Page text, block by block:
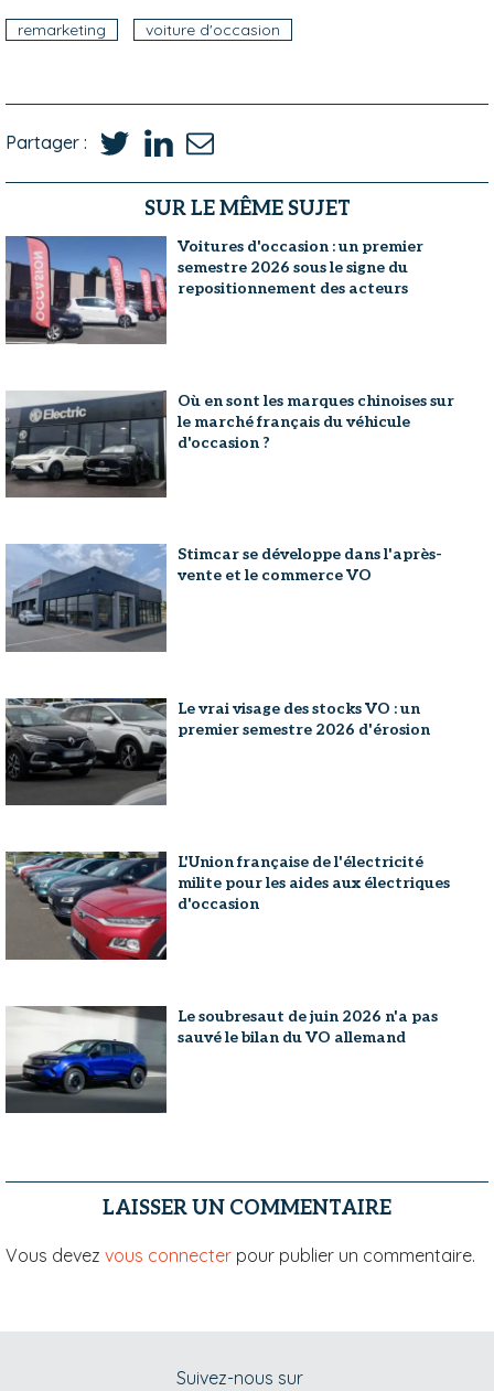
remarketing voiture d'occasion
Partager :
SUR LE MÊME SUJET
Voitures d'occasion : un premier
semestre 2026 sous le signe du
repositionnement des acteurs
Où en sont les marques chinoises sur
le marché français du véhicule
d'occasion ?
Stimcar se développe dans l'après-
vente et le commerce VO
Le vrai visage des stocks VO : un
premier semestre 2026 d'érosion
L'Union française de l'électricité
milite pour les aides aux électriques
d'occasion
Le soubresaut de juin 2026 n'a pas
sauvé le bilan du VO allemand
LAISSER UN COMMENTAIRE
Vous devez vous connecter pour publier un commentaire.
Suivez-nous sur